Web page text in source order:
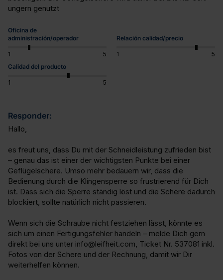
ungern genutzt
Oficina de
administración/operador
1 5
Relación calidad/precio
1
5
Calidad del producto
1 5
Responder:
Hallo,
es freut uns, dass Du mit der Schneidleistung zufrieden bist
– genau das ist einer der wichtigsten Punkte bei einer
Geflügelschere. Umso mehr bedauern wir, dass die
Bedienung durch die Klingensperre so frustrierend für Dich
ist. Dass sich die Sperre ständig löst und die Schere dadurch
blockiert, sollte natürlich nicht passieren.
Wenn sich die Schraube nicht festziehen lässt, könnte es
sich um einen Fertigungsfehler handeln – melde Dich gern
direkt bei uns unter info@leifheit.com, Ticket Nr. 537081 inkl.
Fotos von der Schere und der Rechnung, damit wir Dir
weiterhelfen können.